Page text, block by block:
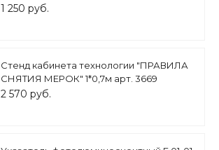
0,39*0,53м арт. ДС1947
1 250 руб.
Стенд кабинета технологии "ПРАВИЛА
СНЯТИЯ МЕРОК" 1*0,7м арт. 3669
2 570 руб.